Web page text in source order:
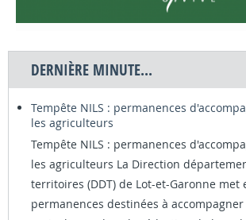
DERNIÈRE MINUTE...
Tempête NILS : permanences
les agriculteurs
Tempête NILS : permanences
les agriculteurs La Direction
territoires (DDT) de Lot-et-Garonne met
permanences destinées à accompagner